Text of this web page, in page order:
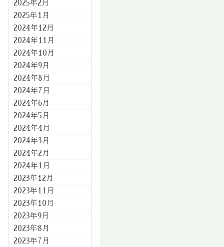
2025年2月
2025年1月
2024年12月
2024年11月
2024年10月
2024年9月
2024年8月
2024年7月
2024年6月
2024年5月
2024年4月
2024年3月
2024年2月
2024年1月
2023年12月
2023年11月
2023年10月
2023年9月
2023年8月
2023年7月